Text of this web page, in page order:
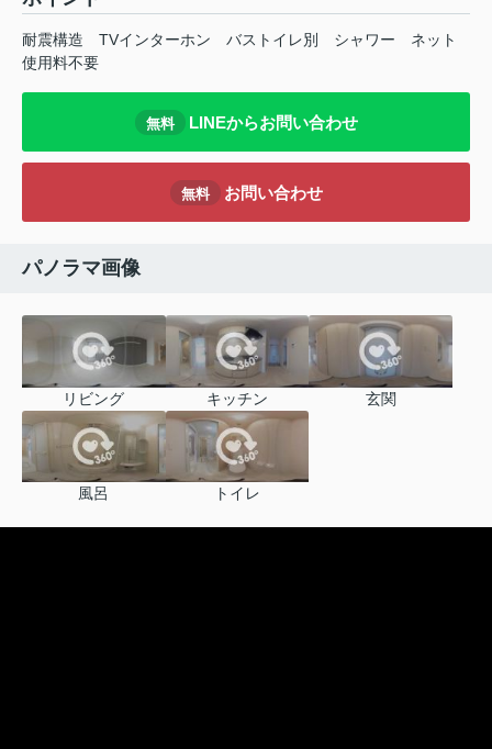
耐震構造 TVインターホン バストイレ別 シャワー
ネット
使用料不要
無料 LINEからお問い合わせ
無料 お問い合わせ
パノラマ画像
リビング キッチン 玄関
風呂 トイレ